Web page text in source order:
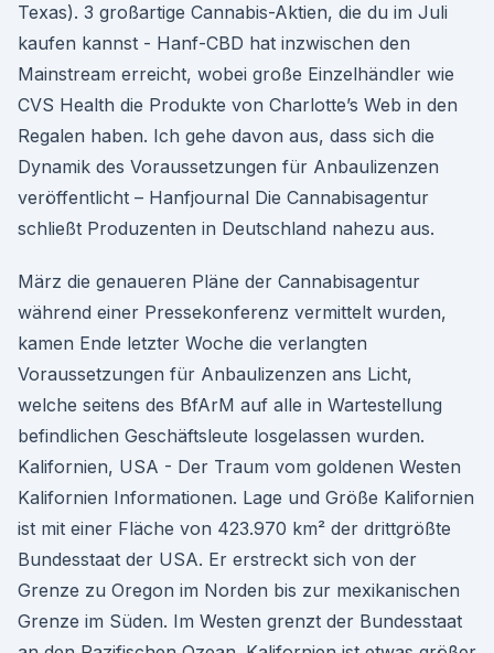
Texas). 3 großartige Cannabis-Aktien, die du im Juli
kaufen kannst - Hanf-CBD hat inzwischen den
Mainstream erreicht, wobei große Einzelhändler wie
CVS Health die Produkte von Charlotte’s Web in den
Regalen haben. Ich gehe davon aus, dass sich die
Dynamik des Voraussetzungen für Anbaulizenzen
veröffentlicht – Hanfjournal Die Cannabisagentur
schließt Produzenten in Deutschland nahezu aus.
März die genaueren Pläne der Cannabisagentur
während einer Pressekonferenz vermittelt wurden,
kamen Ende letzter Woche die verlangten
Voraussetzungen für Anbaulizenzen ans Licht,
welche seitens des BfArM auf alle in Wartestellung
befindlichen Geschäftsleute losgelassen wurden.
Kalifornien, USA - Der Traum vom goldenen Westen
Kalifornien Informationen. Lage und Größe Kalifornien
ist mit einer Fläche von 423.970 km² der drittgrößte
Bundesstaat der USA. Er erstreckt sich von der
Grenze zu Oregon im Norden bis zur mexikanischen
Grenze im Süden. Im Westen grenzt der Bundesstaat